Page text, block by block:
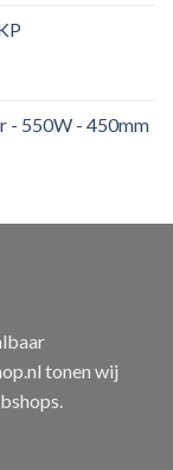
- 550W - 450mm
tonen wij